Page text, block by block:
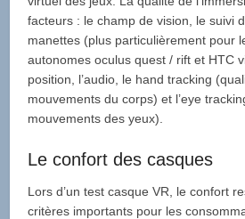
facteurs : le champ de vision, le suivi
manettes (plus particulièrement pour
autonomes oculus quest / rift et HTC
position, l’audio, le hand tracking
mouvements du corps) et l’eye
mouvements des yeux).
Le confort des casques
Lors d’un test casque VR, le confort
critères importants pour les